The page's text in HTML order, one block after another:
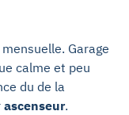
Garage
calme et peu
du de la
ascenseur.